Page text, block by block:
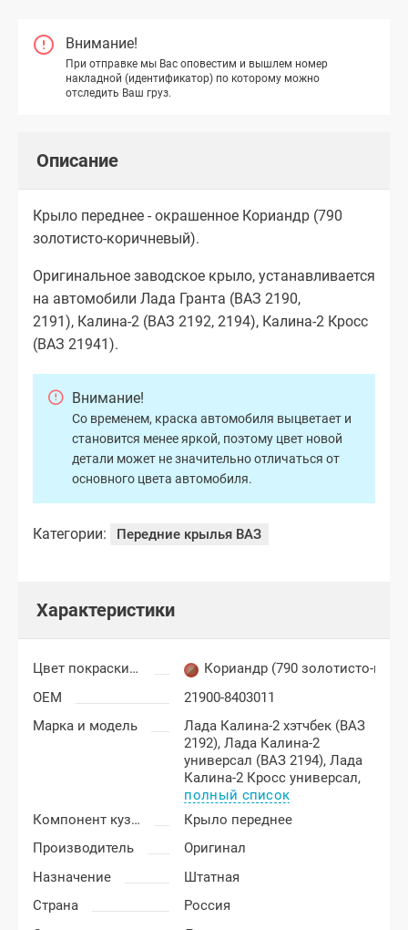
Внимание!
При отправке мы Вас оповестим и вышлем номер
накладной (идентификатор) по которому можно
отследить Ваш груз.
Описание
Крыло переднее - окрашенное Кориандр (790
золотисто-коричневый).
Оригинальное заводское крыло, устанавливается
на автомобили Лада Гранта (ВАЗ 2190,
2191), Калина-2 (ВАЗ 2192, 2194), Калина-2 Кросс
(ВАЗ 21941).
Внимание!
Со временем, краска автомобиля выцветает и
становится менее яркой, поэтому цвет новой
детали может не значительно отличаться от
основного цвета автомобиля.
Категории: Передние крылья ВАЗ
Характеристики
Цвет покраски Лада Гранта
Кориандр (790 золотисто-
OEM
21900-8403011
Марка и модель
Лада Калина-2 хэтчбек (ВАЗ
2192),Лада Калина-2
универсал (ВАЗ 2194),Лада
Калина-2 Кросс универсал,
полный список
Компонент кузова
Крыло переднее
Производитель
Оригинал
Назначение
Штатная
Страна
Россия